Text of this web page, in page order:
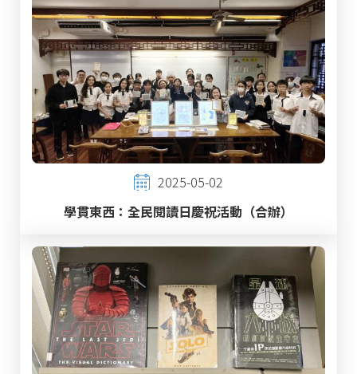
2025-05-02
學貫東西：全民閱讀日慶祝活動（合辦）